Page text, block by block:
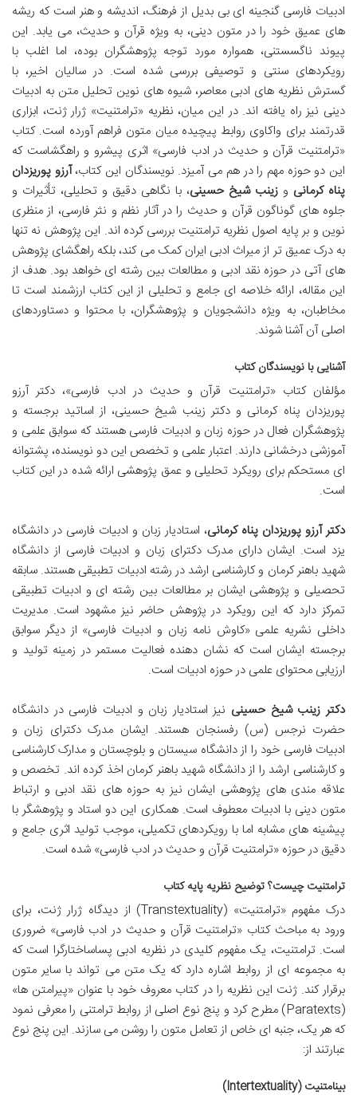
ادبیات فارسی گنجینه ای بی بدیل از فرهنگ، اندیشه و هنر است که ریشه
های عمیق خود را در متون دینی، به ویژه قرآن و حدیث، می یابد. این
پیوند ناگسستنی، همواره مورد توجه پژوهشگران بوده، اما اغلب با
رویکردهای سنتی و توصیفی بررسی شده است. در سالیان اخیر، با
گسترش نظریه های ادبی معاصر، شیوه های نوین تحلیل متن به ادبیات
دینی نیز راه یافته اند. در این میان، نظریه «ترامتنیت» ژرار ژنت، ابزاری
قدرتمند برای واکاوی روابط پیچیده میان متون فراهم آورده است. کتاب
«ترامتنیت قرآن و حدیث در ادب فارسی» اثری پیشرو و راهگشاست که
این دو حوزه مهم را در هم می آمیزد. نویسندگان این کتاب،آرزو پوریزدان
پناه کرمانی و زینب شیخ حسینی، با نگاهی دقیق و تحلیلی، تأثیرات و
جلوه های گوناگون قرآن و حدیث را در آثار نظم و نثر فارسی، از منظری
نوین و بر پایه اصول نظریه ترامتنیت بررسی کرده اند. این پژوهش نه تنها
به درک عمیق تر از میراث ادبی ایران کمک می کند، بلکه راهگشای پژوهش
های آتی در حوزه نقد ادبی و مطالعات بین رشته ای خواهد بود. هدف از
این مقاله، ارائه خلاصه ای جامع و تحلیلی از این کتاب ارزشمند است تا
مخاطبان، به ویژه دانشجویان و پژوهشگران، با محتوا و دستاوردهای
اصلی آن آشنا شوند.
آشنایی با نویسندگان کتاب
مؤلفان کتاب «ترامتنیت قرآن و حدیث در ادب فارسی»، دکتر آرزو
پوریزدان پناه کرمانی و دکتر زینب شیخ حسینی، از اساتید برجسته و
پژوهشگران فعال در حوزه زبان و ادبیات فارسی هستند که سوابق علمی و
آموزشی درخشانی دارند. اعتبار علمی و تخصص این دو نویسنده، پشتوانه
ای مستحکم برای رویکرد تحلیلی و عمق پژوهشی ارائه شده در این کتاب
است.
دکتر آرزو پوریزدان پناه کرمانی، استادیار زبان و ادبیات فارسی در دانشگاه
یزد است. ایشان دارای مدرک دکترای زبان و ادبیات فارسی از دانشگاه
شهید باهنر کرمان و کارشناسی ارشد در رشته ادبیات تطبیقی هستند. سابقه
تحصیلی و پژوهشی ایشان بر مطالعات بین رشته ای و ادبیات تطبیقی
تمرکز دارد که این رویکرد در پژوهش حاضر نیز مشهود است. مدیریت
داخلی نشریه علمی «کاوش نامه زبان و ادبیات فارسی» از دیگر سوابق
برجسته ایشان است که نشان دهنده فعالیت مستمر در زمینه تولید و
ارزیابی محتوای علمی در حوزه ادبیات است.
دکتر زینب شیخ حسینی نیز استادیار زبان و ادبیات فارسی در دانشگاه
حضرت نرجس (س) رفسنجان هستند. ایشان مدرک دکترای زبان و
ادبیات فارسی خود را از دانشگاه سیستان و بلوچستان و مدارک کارشناسی
و کارشناسی ارشد را از دانشگاه شهید باهنر کرمان اخذ کرده اند. تخصص و
علاقه مندی های پژوهشی ایشان نیز به حوزه های نقد ادبی و ارتباط
متون دینی با ادبیات معطوف است. همکاری این دو استاد و پژوهشگر با
پیشینه های مشابه اما با رویکردهای تکمیلی، موجب تولید اثری جامع و
دقیق در حوزه «ترامتنیت قرآن و حدیث در ادب فارسی» شده است.
ترامتنیت چیست؟ توضیح نظریه پایه کتاب
درک مفهوم «ترامتنیت» (Transtextuality) از دیدگاه ژرار ژنت، برای
ورود به مباحث کتاب «ترامتنیت قرآن و حدیث در ادب فارسی» ضروری
است. ترامتنیت، یک مفهوم کلیدی در نظریه ادبی پساساختارگرا است که
به مجموعه ای از روابط اشاره دارد که یک متن می تواند با سایر متون
برقرار کند. ژنت این نظریه را در کتاب معروف خود با عنوان «پیرامتن ها»
(Paratexts) مطرح کرد و پنج نوع اصلی از روابط ترامتنی را معرفی نمود
که هر یک، جنبه ای خاص از تعامل متون را روشن می سازند. این پنج نوع
عبارتند از:
بینامتنیت (Intertextuality)